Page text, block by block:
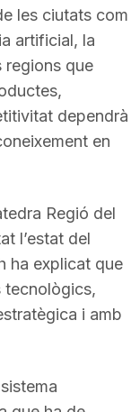
les ciutats com
artificial, la
regions que
dependrà
en
Regió del
l’estat del
ha explicat que
tecnològics,
i amb